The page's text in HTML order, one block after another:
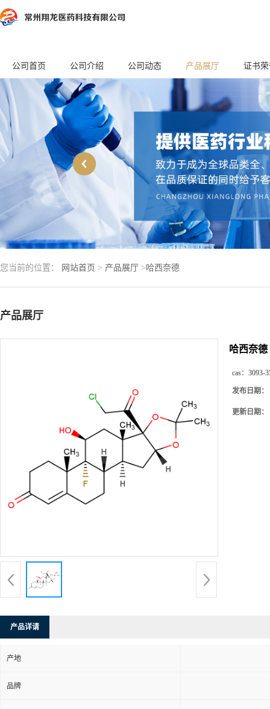
公司首页 公司介绍 公司动态 产品展厅 证书
您当前的位置： 网站首页 > 产品展厅 >哈西奈德
产品展厅
哈西奈德
cas： 3093-
发布日期：
更新日期：
产品详请
产地
品牌